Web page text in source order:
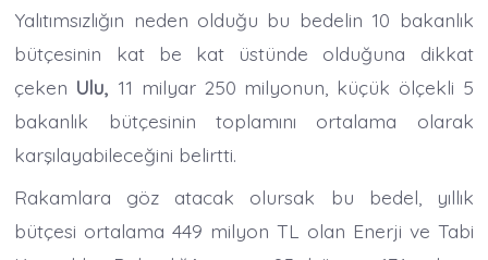
Yalıtımsızlığın neden olduğu bu bedelin 10 bakanlık
bütçesinin kat be kat üstünde olduğuna dikkat
çeken Ulu, 11 milyar 250 milyonun, küçük ölçekli 5
bakanlık bütçesinin toplamını ortalama olarak
karşılayabileceğini belirtti.
Rakamlara göz atacak olursak bu bedel, yıllık
bütçesi ortalama 449 milyon TL olan Enerji ve Tabi